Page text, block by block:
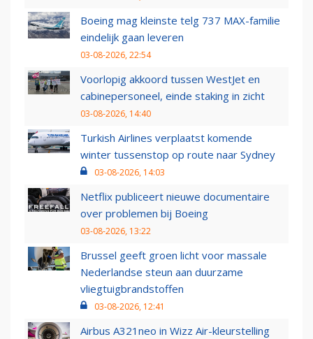
Boeing mag kleinste telg 737 MAX-familie
eindelijk gaan leveren
03-08-2026, 22:54
Voorlopig akkoord tussen WestJet en
cabinepersoneel, einde staking in zicht
03-08-2026, 14:40
Turkish Airlines verplaatst komende
winter tussenstop op route naar Sydney
03-08-2026, 14:03
Netflix publiceert nieuwe documentaire
over problemen bij Boeing
03-08-2026, 13:22
Brussel geeft groen licht voor massale
Nederlandse steun aan duurzame
vliegtuigbrandstoffen
03-08-2026, 12:41
Airbus A321neo in Wizz Air-kleurstelling